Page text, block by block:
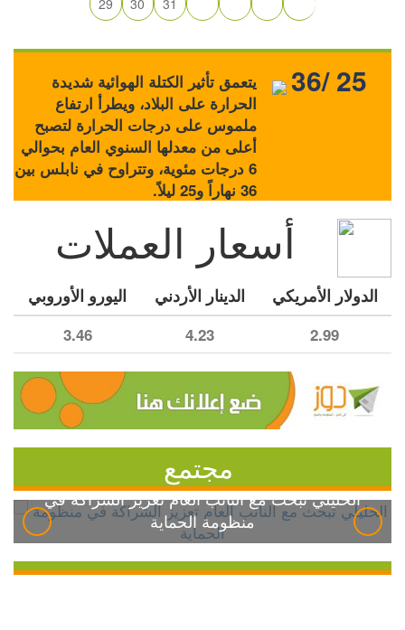
يتعمق تأثير الكتلة الهوائية شديدة
الحرارة على البلاد، ويطرأ ارتفاع
ملموس على درجات الحرارة لتصبح
أعلى من معدلها السنوي العام بحوالي
6 درجات مئوية، وتتراوح في نابلس بين
36 نهاراً و25 ليلاً.
36/ 25
أسعار العملات
الدولار الأمريكي الدينار الأردني اليورو الأوروبي
2.99
4.23
3.46
مجتمع
الخليلي تبحث مع النائب العام تعزيز الشراكة في
منظومة الحماية